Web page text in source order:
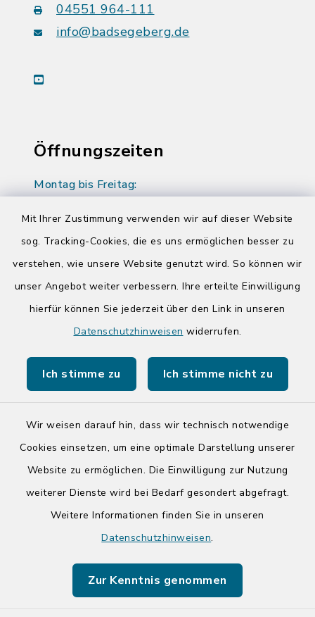
Mit Ihrer Zustimmung verwenden wir auf dieser Website
sog. Tracking-Cookies, die es uns ermöglichen besser zu
verstehen, wie unsere Website genutzt wird. So können wir
unser Angebot weiter verbessern. Ihre erteilte Einwilligung
hierfür können Sie jederzeit über den Link in unseren
Datenschutzhinweisen widerrufen.
Ich stimme zu Ich stimme nicht zu
Wir weisen darauf hin, dass wir technisch notwendige
Cookies einsetzen, um eine optimale Darstellung unserer
Website zu ermöglichen. Die Einwilligung zur Nutzung
weiterer Dienste wird bei Bedarf gesondert abgefragt.
Weitere Informationen finden Sie in unseren
Datenschutzhinweisen.
Zur Kenntnis genommen
04551 964-111
info@badsegeberg.de
youtube
Öffnungszeiten
Montag bis Freitag:
Donnerstag zusätzlich:
14:00-17:00 Uhr
Quicklinks
Tourist-Info der Stadt Bad Segeberg
Barrierefreiheit
Impressum